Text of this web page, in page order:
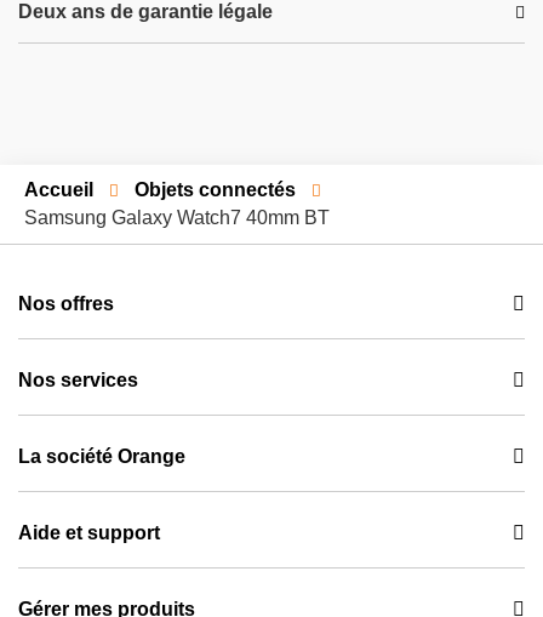
Deux ans de garantie légale
Accueil
Objets connectés
Samsung Galaxy Watch7 40mm BT
Nos offres
Mobile + Internet + TV
Mobile
Smartphones et GSM
Ultra gaming
Nos services
Réseau Orange
Applications Orange
Tarif social
La société Orange
À propos d’Orange
Responsabilité sociétale
Aide et support
Consulter les FAQ's
Gérer mes produits